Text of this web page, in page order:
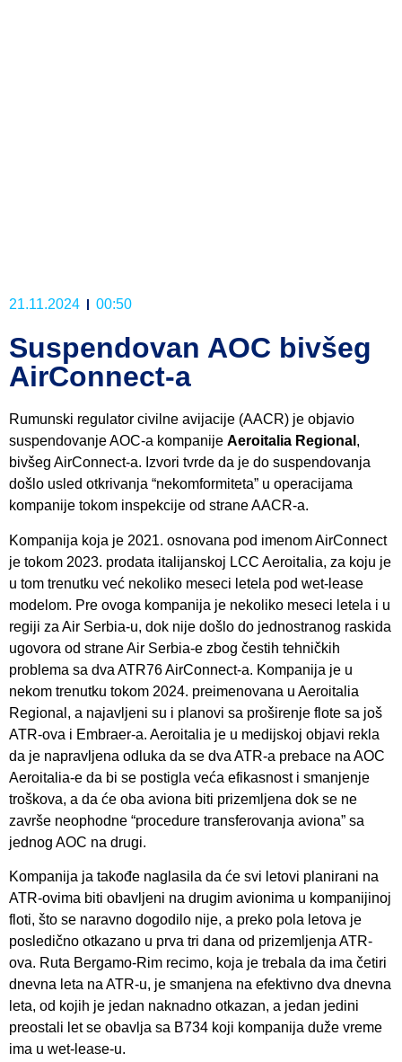
21.11.2024 00:50
Suspendovan AOC bivšeg
AirConnect-a
Rumunski regulator civilne avijacije (AACR) je objavio
suspendovanje AOC-a kompanije Aeroitalia Regional ,
bivšeg AirConnect-a. Izvori tvrde da je do suspendovanja
došlo usled otkrivanja “nekomformiteta” u operacijama
kompanije tokom inspekcije od strane AACR-a.
Kompanija koja je 2021. osnovana pod imenom AirConnect
je tokom 2023. prodata italijanskoj LCC Aeroitalia, za koju je
u tom trenutku već nekoliko meseci letela pod wet-lease
modelom. Pre ovoga kompanija je nekoliko meseci letela i u
regiji za Air Serbia-u, dok nije došlo do jednostranog raskida
ugovora od strane Air Serbia-e zbog čestih tehničkih
problema sa dva ATR76 AirConnect-a. Kompanija je u
nekom trenutku tokom 2024. preimenovana u Aeroitalia
Regional, a najavljeni su i planovi sa proširenje flote sa još
ATR-ova i Embraer-a. Aeroitalia je u medijskoj objavi rekla
da je napravljena odluka da se dva ATR-a prebace na AOC
Aeroitalia-e da bi se postigla veća efikasnost i smanjenje
troškova, a da će oba aviona biti prizemljena dok se ne
završe neophodne “procedure transferovanja aviona” sa
jednog AOC na drugi.
Kompanija ja takođe naglasila da će svi letovi planirani na
ATR-ovima biti obavljeni na drugim avionima u kompanijinoj
floti, što se naravno dogodilo nije, a preko pola letova je
posledično otkazano u prva tri dana od prizemljenja ATR-
ova. Ruta Bergamo-Rim recimo, koja je trebala da ima četiri
dnevna leta na ATR-u, je smanjena na efektivno dva dnevna
leta, od kojih je jedan naknadno otkazan, a jedan jedini
preostali let se obavlja sa B734 koji kompanija duže vreme
ima u wet-lease-u.